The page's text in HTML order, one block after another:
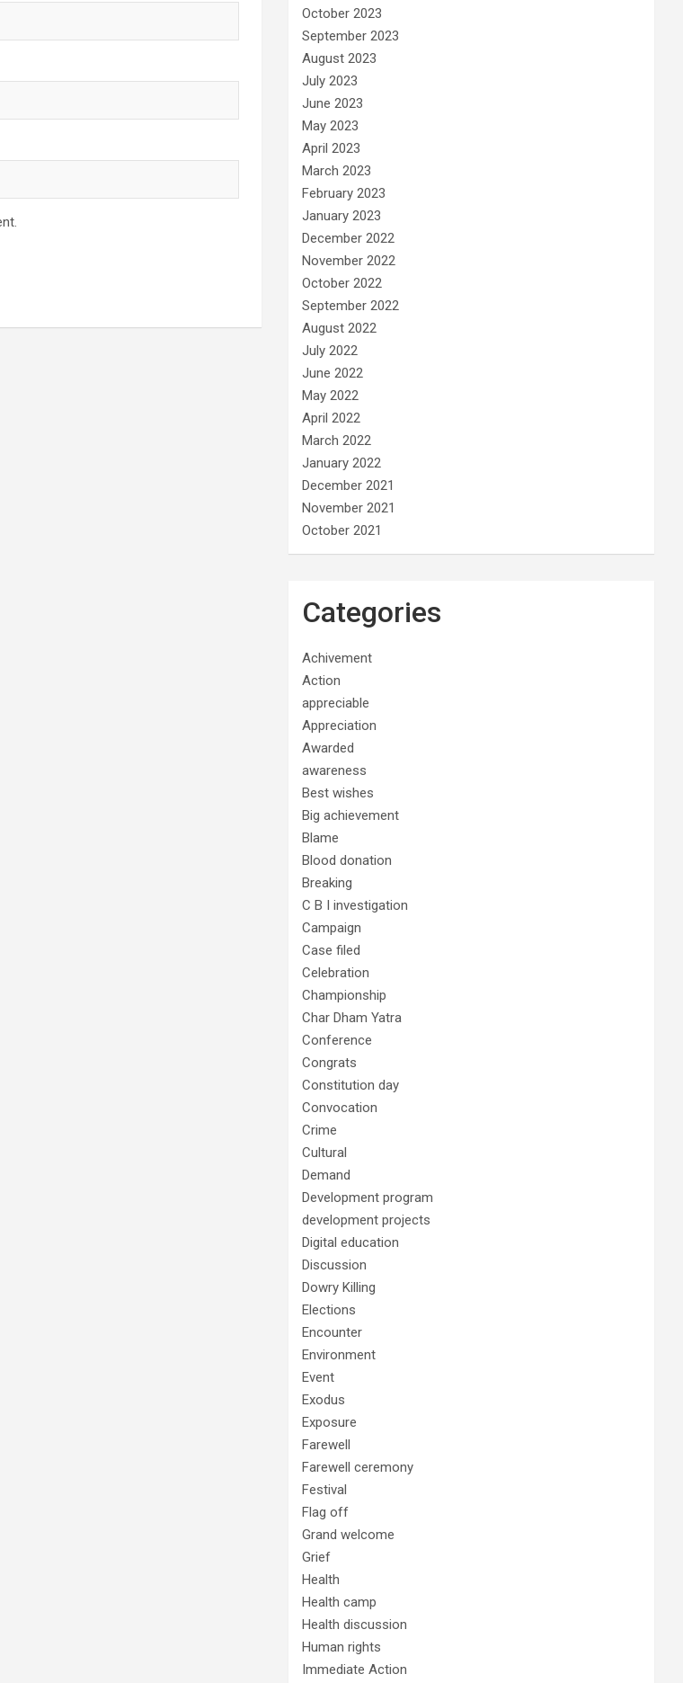
October 2023
September 2023
August 2023
July 2023
June 2023
May 2023
April 2023
March 2023
February 2023
January 2023
December 2022
November 2022
October 2022
September 2022
August 2022
July 2022
June 2022
May 2022
April 2022
March 2022
January 2022
December 2021
November 2021
October 2021
Categories
Achivement
Action
appreciable
Appreciation
Awarded
awareness
Best wishes
Big achievement
Blame
Blood donation
Breaking
C B I investigation
Campaign
Case filed
Celebration
Championship
Char Dham Yatra
Conference
Congrats
Constitution day
Convocation
Crime
Cultural
Demand
Development program
development projects
Digital education
Discussion
Dowry Killing
Elections
Encounter
Environment
Event
Exodus
Exposure
Farewell
Farewell ceremony
Festival
Flag off
Grand welcome
Grief
Health
Health camp
Health discussion
Human rights
Immediate Action